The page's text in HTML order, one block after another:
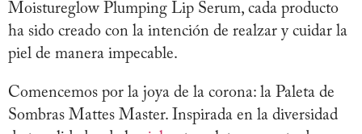
Moistureglow Plumping Lip Serum, cada producto
ha sido creado con la intención de realzar y cuidar la
piel de manera impecable.
Comencemos por la joya de la corona: la Paleta de
Sombras Mattes Master. Inspirada en la diversidad